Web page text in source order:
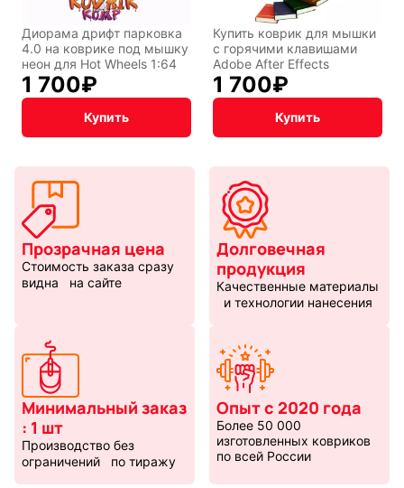
Диорама дрифт парковка
4.0 на коврике под мышку
неон для Hot Wheels 1:64
1 700₽
Купить
Купить коврик для мышки
с горячими клавишами
Adobe After Effects
1 700₽
Купить
Прозрачная цена
Стоимость заказа сразу
видна на сайте
Долговечная
продукция
Качественные материалы
и технологии нанесения
Минимальный заказ
: 1 шт
Производство без
ограничений по тиражу
Опыт с 2020 года
Более 50 000
изготовленных ковриков
по всей России